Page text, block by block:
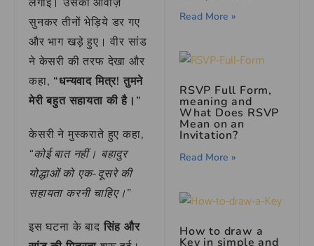
सुनकर तीनों भेड़िये डर गए
और भाग खड़े हुए। वीर सांड
ने केसरी की तरफ देखा और
कहा, “धन्यवाद मित्र! तुमने
मेरी बहुत सहायता की है।”
केसरी ने मुस्कराते हुए कहा,
“कोई बात नहीं। बहादुर
योद्धाओं को एक-दूसरे की
सहायता करनी चाहिए।”
इस घटना के बाद सिंह और
Read More »
RSVP Full Form,
meaning and
What Does RSVP
Mean on an
Invitation?
Read More »
How to draw a
Key in simple and